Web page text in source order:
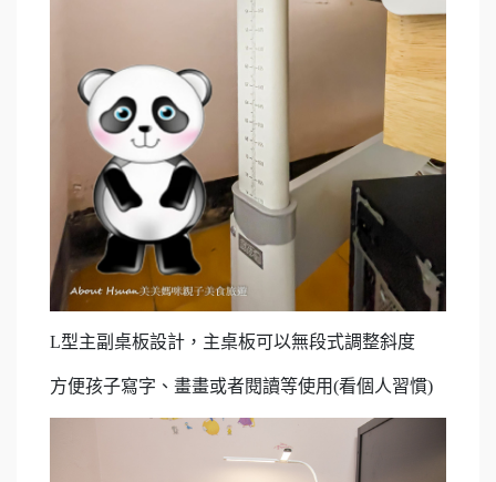
L型主副桌板設計，主桌板可以無段式調整斜度
方便孩子寫字、畫畫或者閱讀等使用(看個人習慣)